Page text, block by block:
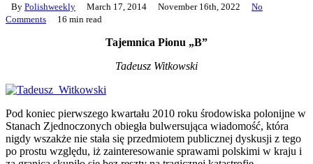
By Polishweekly March 17, 2014 November 16th, 2022
No
Comments
16 min read
Tajemnica Pionu „B”
Tadeusz Witkowski
Pod koniec pierwszego kwartału 2010 roku środowiska polonijne w
Stanach Zjednoczonych obiegła bulwersująca wiadomość, która
nigdy wszakże nie stała się przedmiotem publicznej dyskusji z tego
po prostu względu, iż zainteresowanie sprawami polskimi w kraju i